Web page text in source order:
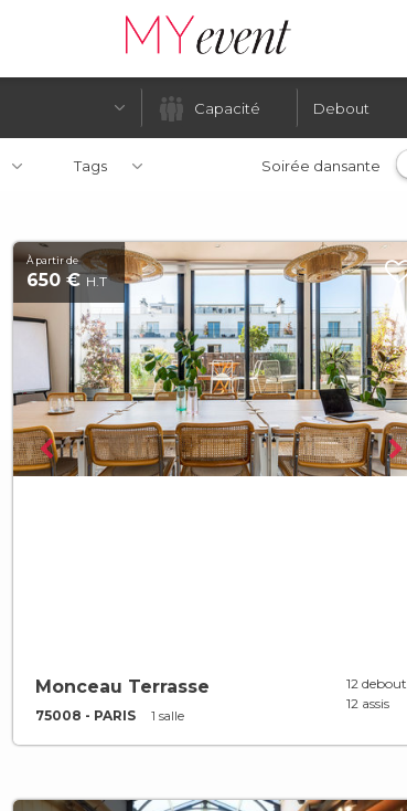
Debout
Tags Soirée dansante
À partir de
650 €H.T
Monceau Terrasse
75008 - PARIS 1 salle
12 debout
12 assis